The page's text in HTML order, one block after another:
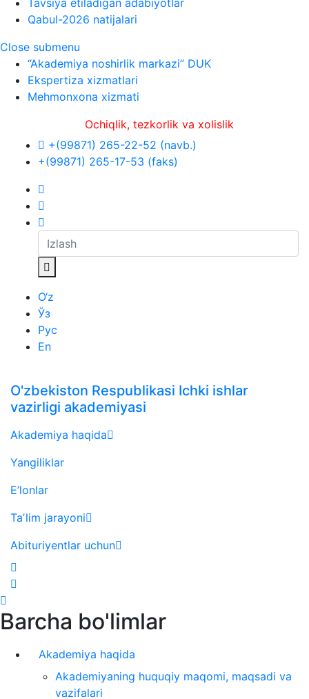
Tavsiya etiladigan adabiyotlar
Qabul-2026 natijalari
Close submenu
“Akademiya noshirlik markazi” DUK
Ekspertiza xizmatlari
Mehmonxona xizmati
Ochiqlik, tezkorlik va xolislik
+(99871) 265-22-52 (navb.)
+(99871) 265-17-53 (faks)
O‘z
Ўз
Рус
En
O'zbekiston Respublikasi Ichki ishlar
vazirligi akademiyasi
Akademiya haqida
Yangiliklar
E’lonlar
Taʼlim jarayoni
Abituriyentlar uchun
Barcha bo'limlar
Akademiya haqida
Akademiyaning huquqiy maqomi, maqsadi va
vazifalari